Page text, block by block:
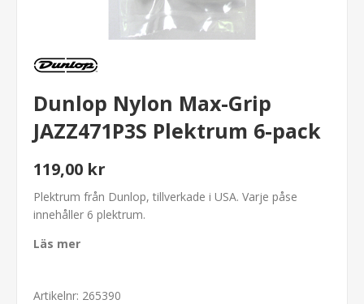
Dunlop Nylon Max-Grip
JAZZ471P3S Plektrum 6-pack
119,00 kr
Plektrum från Dunlop, tillverkade i USA. Varje påse
innehåller 6 plektrum.
Läs mer
Artikelnr: 265390